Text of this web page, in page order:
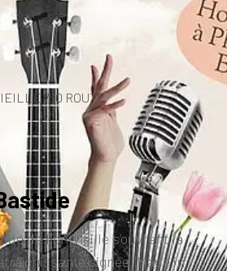
780 ROUTE
de Fontvieille s’ouvrent le
signée "Made in